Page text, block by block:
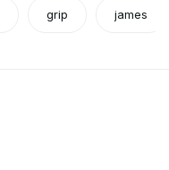
grip james